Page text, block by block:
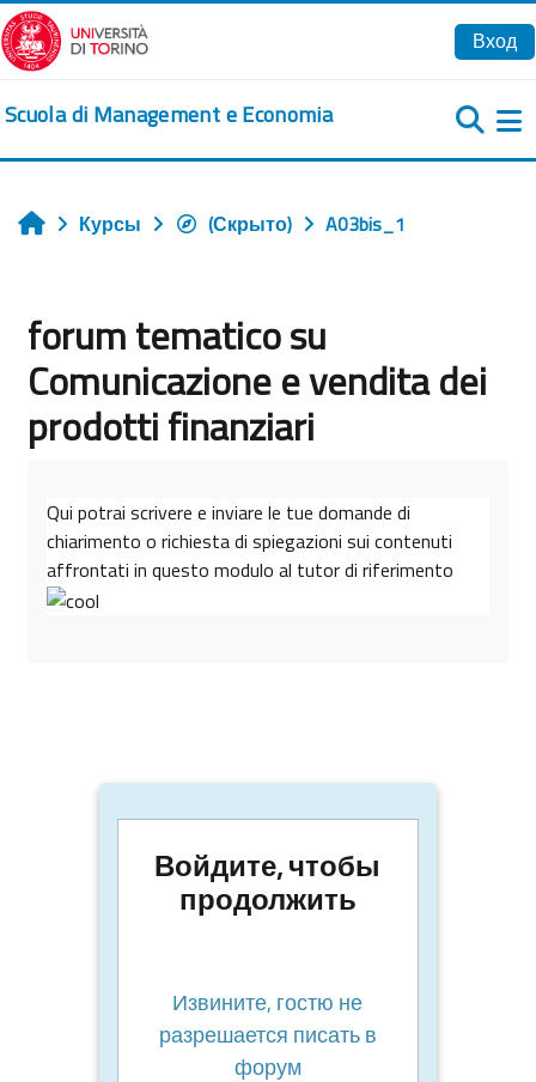
Перейти к основному содержанию
Вход
Scuola di Management e Economia
Главная
Курсы (Скрыто) A03bis_1
forum tematico su
Comunicazione e vendita dei
prodotti finanziari
Qui potrai scrivere e inviare le tue domande di
chiarimento o richiesta di spiegazioni sui contenuti
affrontati in questo modulo al tutor di riferimento
Войдите, чтобы
продолжить
Извините, гостю не
разрешается писать в
форум